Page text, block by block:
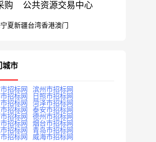
购 公共资源交易中心
宁夏新疆台湾香港澳门
城市
招标网
滨州市招标网
招标网
日照市招标网
招标网
菏泽市招标网
招标网
泰安市招标网
招标网
德州市招标网
市招标网
烟台市招标网
招标网
青岛市招标网
招标网
威海市招标网